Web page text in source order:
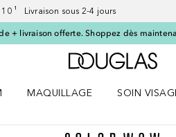
¹ Livraison sous 2-4 jours
+ livraison offerte. Shoppez dès
MAQUILLAGE
SOIN